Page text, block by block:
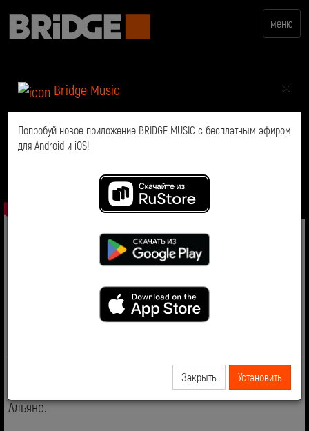
меню
×
Bridge Music
Попробуй новое приложение BRIDGE MUSIC с бесплатным эфиром
для Android и iOS!
Закрыть Установить
Новый клип Yung Lean и FKA
Twigs «Bliss»
Yung Lean и FKA Twigs дропнули трек «Bliss»,
записанный на семпл той самой «На заре» группы
Альянс.